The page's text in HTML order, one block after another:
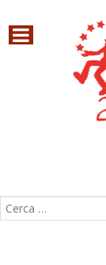
Cerca nel sito